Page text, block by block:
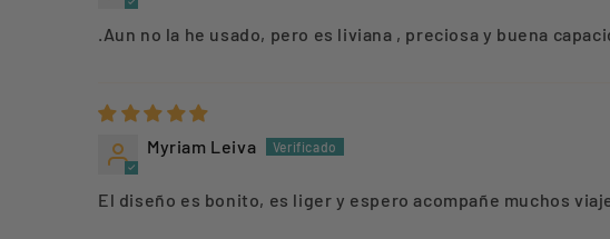
.Aun no la he usado, pero es liviana , preciosa y buena
Myriam Leiva
El diseño es bonito, es liger y espero acompañe muchos